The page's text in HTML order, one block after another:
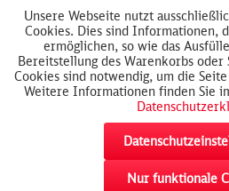
AGB Cookie-
Tracking
Unsere Webseite nutzt
Cookies. Dies sind Informationen,
ermöglichen, so wie das
Bereitstellung des Warenkorbs oder
Cookies sind notwendig, um die
Weitere Informationen finden Sie
Nur funktionale